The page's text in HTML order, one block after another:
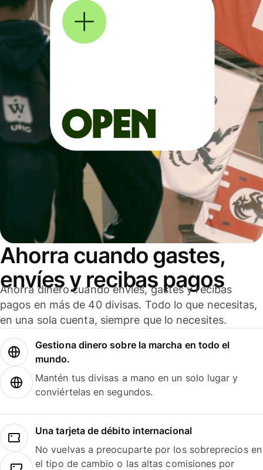
Ahorra cuando gastes,
envíes y recibas pagos
Ahorra dinero cuando envíes, gastes y recibas
pagos en más de 40 divisas. Todo lo que necesitas,
en una sola cuenta, siempre que lo necesites.
Gestiona dinero sobre la marcha en todo el
mundo.
Mantén tus divisas a mano en un solo lugar y
conviértelas en segundos.
Una tarjeta de débito internacional
No vuelvas a preocuparte por los sobreprecios en
el tipo de cambio o las altas comisiones por